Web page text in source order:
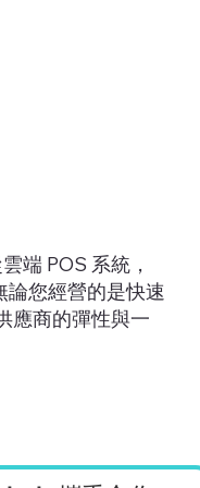
端 POS 系統，
您經營的是快速
應商的彈性與一